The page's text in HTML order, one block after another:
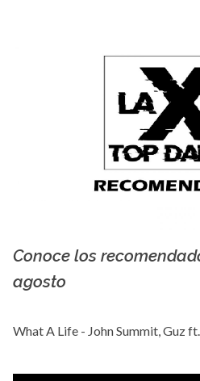
Conoce los
agosto
What A Life - John Summit, Guz